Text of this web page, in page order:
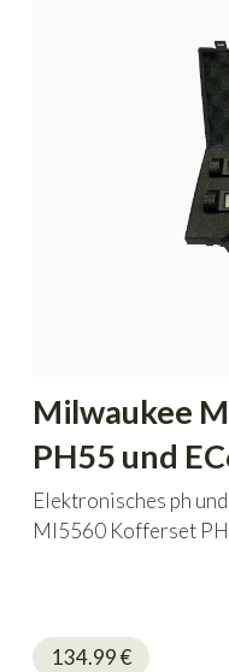
Milwaukee
PH55 und
Elektronisches ph
MI5560 Kofferset
134.99€